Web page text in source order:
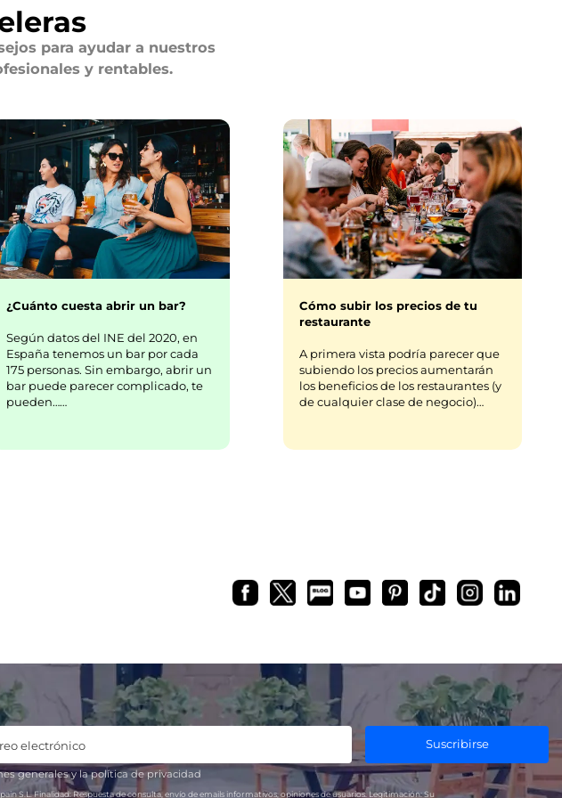
para ayudar a nuestros
y rentables.
¿Cuánto cuesta abrir un bar?
Según datos del INE del 2020, en
España tenemos un bar por cada
175 personas. Sin embargo, abrir un
bar puede parecer complicado, te
pueden……
Cómo subir los precios de tu
restaurante
A primera vista podría parecer que
subiendo los precios aumentarán
los beneficios de los restaurantes (y
de cualquier clase de negocio)…
Suscribirse
generalesy lapolítica de privacidad
S.L.Finalidad: Respuesta de consulta, envío de emails informativos, opiniones de usuarios. Legitimación:Su